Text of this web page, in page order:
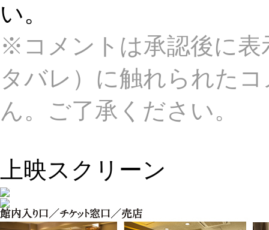
い。
※コメントは承認後に表
タバレ）に触れられた
ん。ご了承ください。
上映スクリーン